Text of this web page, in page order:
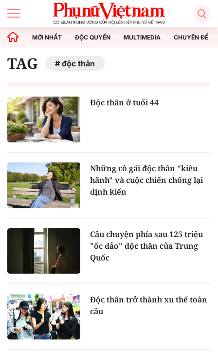
MỚI NHẤT ĐỘC QUYỀN MULTIMEDIA CHUYÊN ĐỀ
TAG độc thân
Độc thân ở tuổi 44
Những cô gái độc thân "kiêu
hãnh" và cuộc chiến chống lại
định kiến
Câu chuyện phía sau 125 triệu
"ốc đảo" độc thân của Trung
Quốc
Độc thân trở thành xu thế toàn
cầu